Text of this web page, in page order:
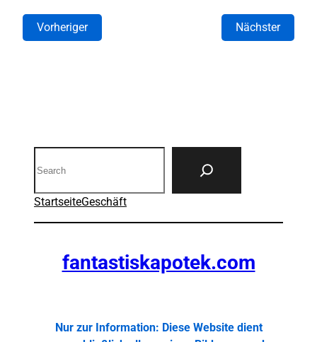
Vorheriger Nächster
StartseiteGeschäft
fantastiskapotek.com
Nur zur Information: Diese Website dient